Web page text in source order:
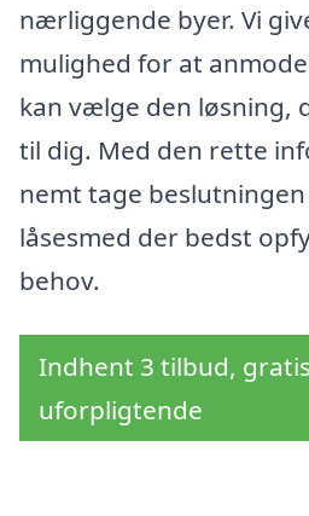
nærliggende byer. Vi
mulighed for at
kan vælge den løsning,
til dig. Med den rette
nemt tage
låsesmed der bedst
behov.
Indhent 3 tilbud,
uforpligtende